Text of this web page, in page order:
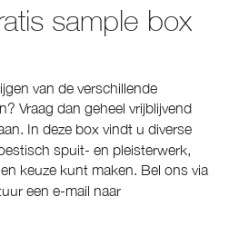
sample box
van de verschillende
Vraag dan geheel vrijblijvend
In deze box vindt u diverse
spuit- en pleisterwerk,
keuze kunt maken. Bel ons via
een e-mail naar